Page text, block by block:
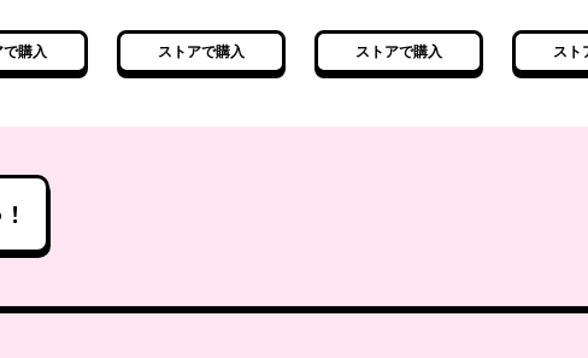
で購入 ストアで購入 ストアで購入 スト